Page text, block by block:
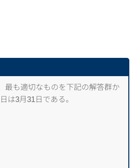
最も適切なものを下記の解答群か
は3月31日である。